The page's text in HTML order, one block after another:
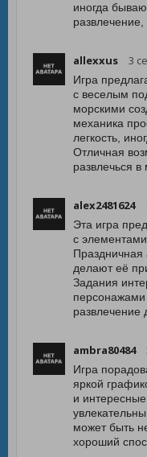
иногда
развлечение,
allexxus 3
Игра
с веселым
морскими
механика
легкость,
Отличная
развлечься
alex2481624
Эта игра
с
делают её
Задания
развлечение
ambra80484
Игра
яркой
и
может быть
хороший